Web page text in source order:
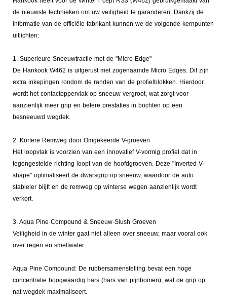
de nieuwste technieken om uw veiligheid te garanderen. Dankzij de
informatie van de officiële fabrikant kunnen we de volgende kernpunten
uitlichten:
1. Superieure Sneeuwtractie met de "Micro Edge"
De Hankook W462 is uitgerust met zogenaamde Micro Edges. Dit zijn
extra inkepingen rondom de randen van de profielblokken. Hierdoor
wordt het contactoppervlak op sneeuw vergroot, wat zorgt voor
aanzienlijk meer grip en betere prestaties in bochten op een
besneeuwd wegdek.
2. Kortere Remweg door Omgekeerde V-groeven
Het loopvlak is voorzien van een innovatief V-vormig profiel dat in
tegengestelde richting loopt van de hoofdgroeven. Deze "Inverted V-
shape" optimaliseert de dwarsgrip op sneeuw, waardoor de auto
stabieler blijft en de remweg op winterse wegen aanzienlijk wordt
verkort.
3. Aqua Pine Compound & Sneeuw-Slush Groeven
Veiligheid in de winter gaat niet alleen over sneeuw, maar vooral ook
over regen en smeltwater.
Aqua Pine Compound: De rubbersamenstelling bevat een hoge
concentratie hoogwaardig hars (hars van pijnbomen), wat de grip op
nat wegdek maximaliseert.